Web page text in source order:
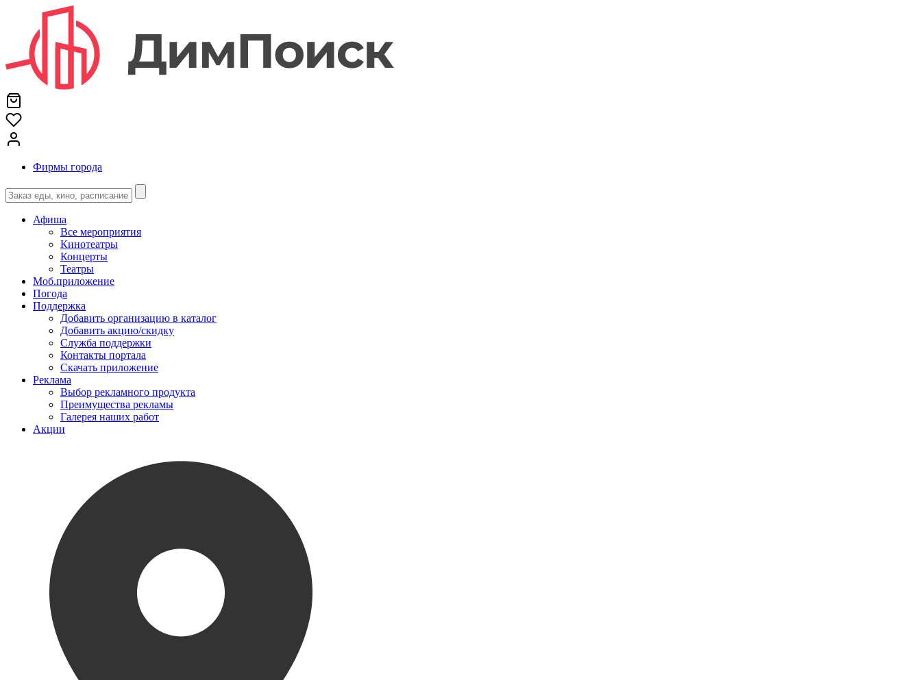
Фирмы города
Афиша
Все мероприятия
Кинотеатры
Концерты
Театры
Моб.приложение
Погода
Поддержка
Добавить организацию в каталог
Добавить акцию/скидку
Служба поддержки
Контакты портала
Скачать приложение
Реклама
Выбор рекламного продукта
Преимущества рекламы
Галерея наших работ
Акции